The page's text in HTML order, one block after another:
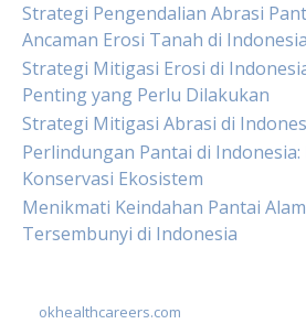
Strategi Pengendalian Abrasi
Ancaman Erosi Tanah di Indonesia
Strategi Mitigasi Erosi di
Penting yang Perlu Dilakukan
Strategi Mitigasi Abrasi di
Perlindungan Pantai di
Konservasi Ekosistem
Menikmati Keindahan Pantai
Tersembunyi di Indonesia
okhealthcareers.com